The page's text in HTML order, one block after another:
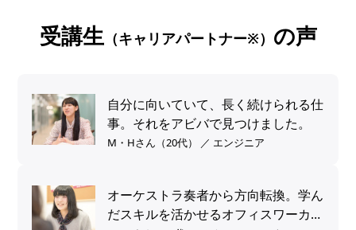
受講生（キャリアパートナー※） の声
自分に向いていて、長く続けられる仕
事。それをアビバで見つけました。
M・Hさん（20代） ／ エンジニア
オーケストラ奏者から方向転換。学ん
だスキルを活かせるオフィスワーカー